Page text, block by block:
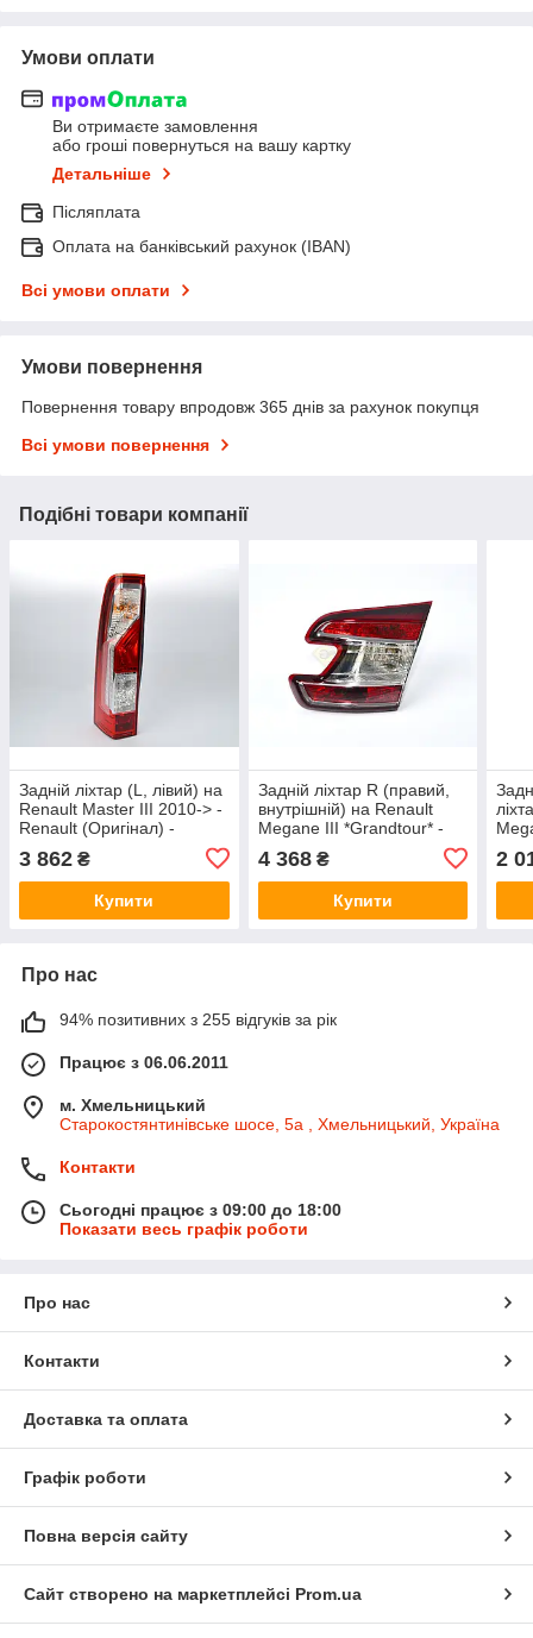
Умови оплати
Ви отримаєте замовлення
або гроші повернуться на вашу картку
Детальніше
Післяплата
Оплата на банківський рахунок (IBAN)
Всі умови оплати
Умови повернення
Повернення товару впродовж 365 днів за рахунок покупця
Всі умови повернення
Подібні товари компанії
Задній ліхтар (L, лівий) на
Renault Master III 2010-> -
Renault (Оригінал) -
3 862 ₴
Купити
Задній ліхтар R (правий,
внутрішній) на Renault
Megane III *Grandtour* -
265500027R
4 368₴
Купити
2
Про нас
94% позитивних з 255 відгуків за рік
Працює з 06.06.2011
м. Хмельницький
Старокостянтинівське шосе, 5а , Хмельницький, Україна
Контакти
Сьогодні працює з 09:00 до 18:00
Показати весь графік роботи
Про нас
Контакти
Доставка та оплата
Графік роботи
Повна версія сайту
Сайт створено на маркетплейсі Prom.ua